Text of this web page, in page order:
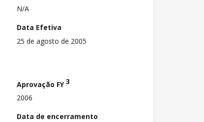
N/A
Data Efetiva
25 de agosto de 2005
Aprovação FY3
2006
Data de encerramento